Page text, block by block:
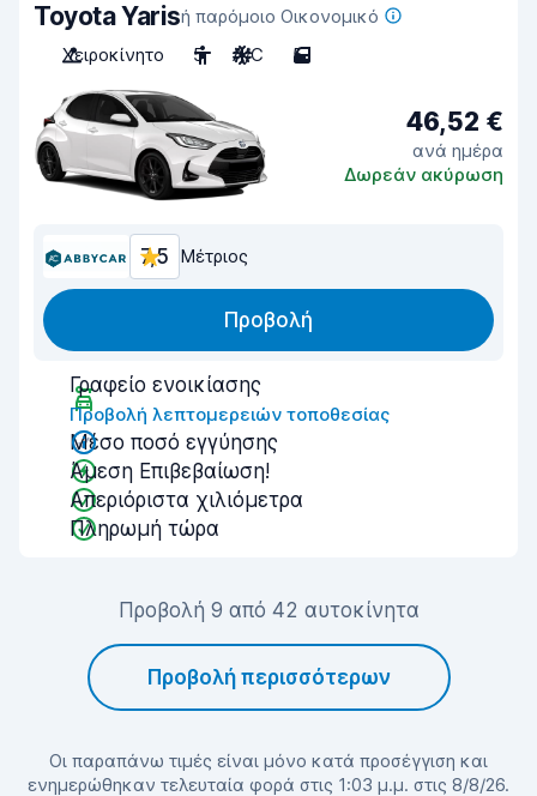
Toyota Yarisή παρόμοιο Οικονομικό
Χειροκίνητο
5 A/C 5
46,52 €
ανά ημέρα
Δωρεάν ακύρωση
7,5 Μέτριος
Προβολή
Γραφείο ενοικίασης
Προβολή λεπτομερειών τοποθεσίας
Μέσο ποσό εγγύησης
Άμεση Επιβεβαίωση!
Απεριόριστα χιλιόμετρα
Πληρωμή τώρα
Προβολή 9 από 42 αυτοκίνητα
Προβολή περισσότερων
Οι παραπάνω τιμές είναι μόνο κατά προσέγγιση και
ενημερώθηκαν τελευταία φορά στις 1:03 μ.μ. στις 8/8/26.